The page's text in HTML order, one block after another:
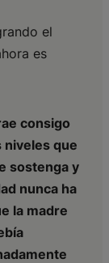
el
es
consigo
niveles que
sostenga y
nunca ha
la madre